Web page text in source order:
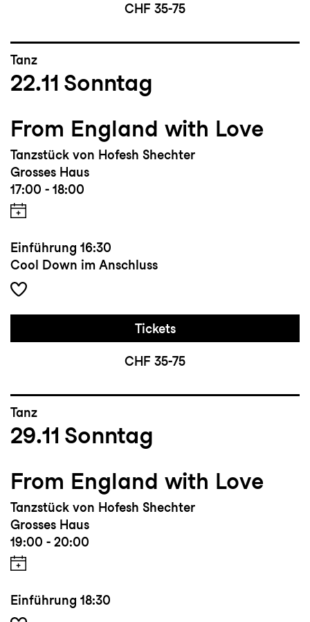
CHF 35-75
Tanz
22.11 Sonntag
From England with Love
Tanzstück von Hofesh Shechter
Grosses Haus
17:00 - 18:00
Einführung 16:30
Cool Down im Anschluss
Tickets
CHF 35-75
Tanz
29.11 Sonntag
From England with Love
Tanzstück von Hofesh Shechter
Grosses Haus
19:00 - 20:00
Einführung 18:30